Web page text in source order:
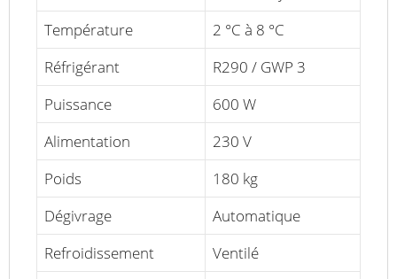
Température
2 °C à 8 °C
Réfrigérant
R290 / GWP 3
Puissance
600 W
Alimentation
230 V
Poids
180 kg
Dégivrage
Automatique
Refroidissement
Ventilé